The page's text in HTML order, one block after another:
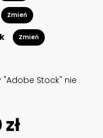
Zmień
Zmień
Stock" nie